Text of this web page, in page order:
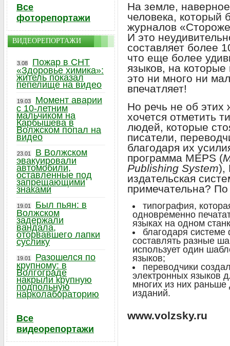
На земле,
человека, который
журналов
И это
составляет более
что еще более
языков, на
это ни много ни
впечатляет!
Но речь не об
хочется отметить
людей, которые
писатели,
благодаря их
программа MEPS (
Publishing System),
издательская
примечательна? По
типография,
одновременно
языках на одном
благодаря
составлять разные
использует один
языков;
переводчики
электронных языков
многих из них
изданий.
www.volzsky.ru
Все
фоторепортажи
ВИДЕОРЕПОРТАЖИ
3.08
Пожар в СНТ
«Здоровье химика»:
житель показал
пепелище на видео
19.03
Момент аварии
с 10-летним
мальчиком на
Карбышева в
Волжском попал на
видео
23.01
В Волжском
эвакуировали
автомобили,
оставленные под
запрещающими
знаками
19.01
Был пьян: в
Волжском
задержали
вандала,
оторвавшего лапки
суслику
19.01
Разошелся по
крупному: в
Волгограде
накрыли крупную
подпольную
нарколабораторию
Все
видеорепортажи